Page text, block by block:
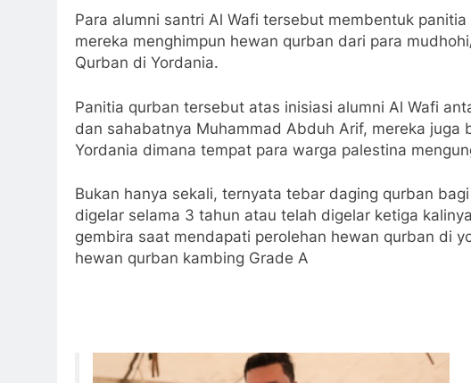
Para alumni santri Al Wafi tersebut membentuk
mereka menghimpun hewan qurban dari para
Qurban di Yordania.
Panitia qurban tersebut atas inisiasi alumni Al Wafi
dan sahabatnya Muhammad Abduh Arif, mereka juga
Yordania dimana tempat para warga palestina
Bukan hanya sekali, ternyata tebar daging qurban
digelar selama 3 tahun atau telah digelar ketiga
gembira saat mendapati perolehan hewan qurban di
hewan qurban kambing Grade A